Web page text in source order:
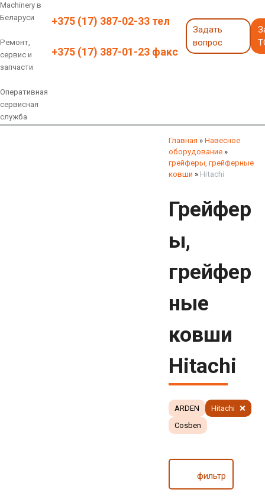
Machinery в
Беларуси
Ремонт,
сервис и
запчасти
Оперативная
сервисная
служба
+375 (17) 387-02-33 тел
+375 (17) 387-01-23 факс
Задать
вопрос
Главная » Навесное
оборудование »
грейферы, грейферные
ковши » Hitachi
Грейфер
ы,
грейфер
ные
ковши
Hitachi
ARDEN
Hitachi
Cosben
фильтр